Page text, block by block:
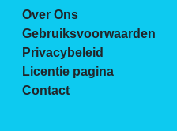
Over Ons
Gebruiksvoorwaarden
Privacybeleid
Licentie pagina
Contact